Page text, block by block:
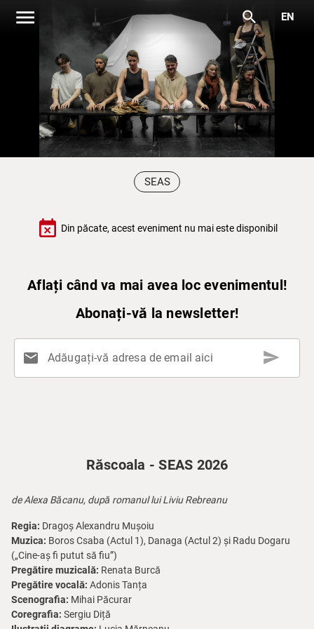
menu search EN
SEAS
event_busy Din păcate, acest eveniment nu mai este disponibil
Aflați când va mai avea loc evenimentul!
Abonați-vă la newsletter!
mail Adăugați-vă adresa de email aici send
Răscoala - SEAS 2026
de Alexa Băcanu, după romanul lui Liviu Rebreanu
Regia: Dragoș Alexandru Mușoiu
Muzica: Boros Csaba (Actul 1), Danaga (Actul 2) și Radu Dogaru
(„Cine-aș fi putut să fiu”)
Pregătire muzicală: Renata Burcă
Pregătire vocală: Adonis Tanța
Scenografia: Mihai Păcurar
Coregrafia: Sergiu Diță